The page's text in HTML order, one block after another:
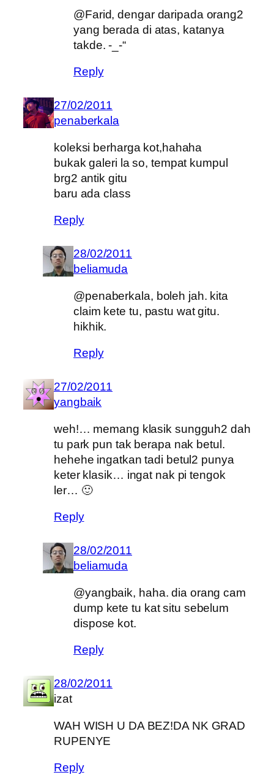
@Farid, dengar daripada orang2
yang berada di atas, katanya
takde. -_-“
Reply
27/02/2011
penaberkala
koleksi berharga kot,hahaha
bukak galeri la so, tempat kumpul
brg2 antik gitu
baru ada class
Reply
28/02/2011
beliamuda
@penaberkala, boleh jah. kita
claim kete tu, pastu wat gitu.
hikhik.
Reply
27/02/2011
yangbaik
weh!… memang klasik sungguh2 dah
tu park pun tak berapa nak betul.
hehehe ingatkan tadi betul2 punya
keter klasik… ingat nak pi tengok
ler… 🙂
Reply
28/02/2011
beliamuda
@yangbaik, haha. dia orang cam
dump kete tu kat situ sebelum
dispose kot.
Reply
28/02/2011
izat
WAH WISH U DA BEZ!DA NK GRAD
RUPENYE
Reply